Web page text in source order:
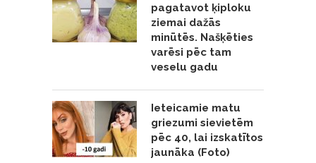
pagatavot ķiploku
ziemai dažās
minūtēs. Našķēties
varēsi pēc tam
veselu gadu
Ieteicamie matu
griezumi sievietēm
pēc 40, lai izskatītos
jaunāka (Foto)